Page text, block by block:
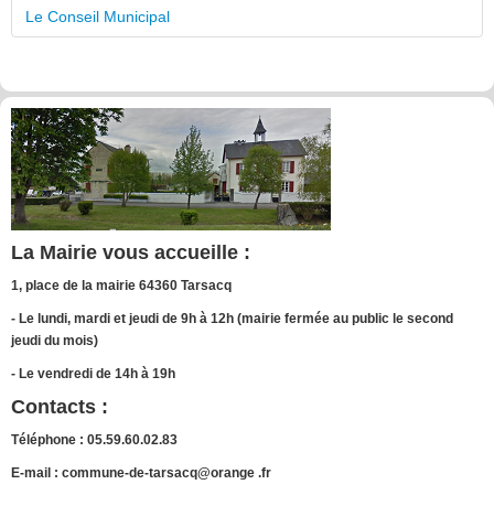
Le Conseil Municipal
La Mairie vous accueille :
1, place de la mairie 64360 Tarsacq
- Le lundi, mardi et jeudi de 9h à 12h (mairie fermée au public le second
jeudi du mois)
- Le vendredi de 14h à 19h
Contacts :
Téléphone : 05.59.60.02.83
E-mail : commune-de-tarsacq@orange .fr